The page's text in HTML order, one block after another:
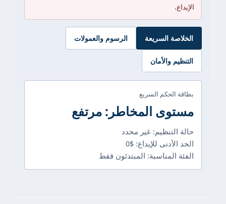
الإيداع.
الخلاصة السريعة الرسوم والعمولات
التنظيم والأمان
بطاقة الحكم السريع
مستوى المخاطر: مرتفع
حالة التنظيم: غير محدد
الحد الأدنى للإيداع: $0
الفئة المناسبة: المبتدئون فقط